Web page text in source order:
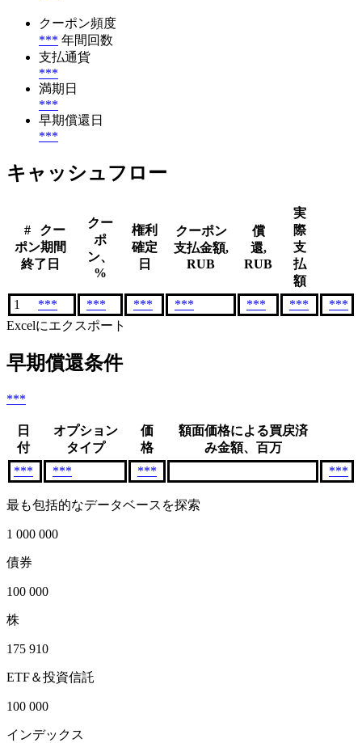
クーポン頻度
*** 年間回数
支払通貨
***
満期日
***
早期償還日
***
キャッシュフロー
#
クー
ポン期間
終了日
クー
ポ
ン、
%
権利
確定
日
クーポン
支払金額,
RUB
償
還,
RUB
実
際
支
払
額
1
*** *** *** *** *** ***
***
Excelにエクスポート
早期償還条件
***
日
付
オプション
タイプ
価
格
額面価格による買戻済
み金額、百万
***
*** *** ***
最も包括的なデータベースを探索
1 000 000
債券
100 000
株
175 910
ETF＆投資信託
100 000
インデックス